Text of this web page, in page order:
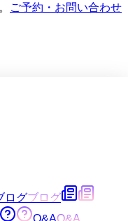
ご予約・お問い合わせ
ログブログ
Q&AQ&A